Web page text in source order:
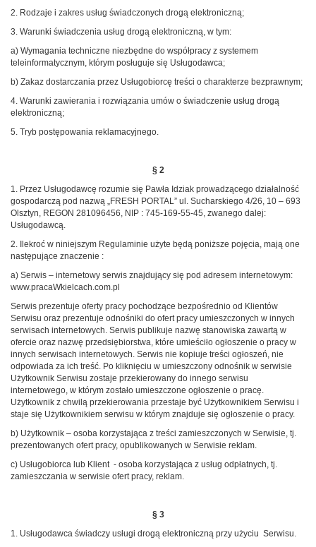
2. Rodzaje i zakres usług świadczonych drogą elektroniczną;
3. Warunki świadczenia usług drogą elektroniczną, w tym:
a) Wymagania techniczne niezbędne do współpracy z systemem
teleinformatycznym, którym posługuje się Usługodawca;
b) Zakaz dostarczania przez Usługobiorcę treści o charakterze bezprawnym;
4. Warunki zawierania i rozwiązania umów o świadczenie usług drogą
elektroniczną;
5. Tryb postępowania reklamacyjnego.
§ 2
1. Przez Usługodawcę rozumie się Pawła Idziak prowadzącego działalność
gospodarczą pod nazwą „FRESH PORTAL” ul. Sucharskiego 4/26, 10 – 693
Olsztyn, REGON 281096456, NIP : 745-169-55-45, zwanego dalej:
Usługodawcą.
2. Ilekroć w niniejszym Regulaminie użyte będą poniższe pojęcia, mają one
następujące znaczenie :
a) Serwis – internetowy serwis znajdujący się pod adresem internetowym:
www.pracaWkielcach.com.pl
Serwis prezentuje oferty pracy pochodzące bezpośrednio od Klientów
Serwisu oraz prezentuje odnośniki do ofert pracy umieszczonych w innych
serwisach internetowych. Serwis publikuje nazwę stanowiska zawartą w
ofercie oraz nazwę przedsiębiorstwa, które umieściło ogłoszenie o pracy w
innych serwisach internetowych. Serwis nie kopiuje treści ogłoszeń, nie
odpowiada za ich treść. Po kliknięciu w umieszczony odnośnik w serwisie
Użytkownik Serwisu zostaje przekierowany do innego serwisu
internetowego, w którym zostało umieszczone ogłoszenie o pracę.
Użytkownik z chwilą przekierowania przestaje być Użytkownikiem Serwisu i
staje się Użytkownikiem serwisu w którym znajduje się ogłoszenie o pracy.
b) Użytkownik – osoba korzystająca z treści zamieszczonych w Serwisie, tj.
prezentowanych ofert pracy, opublikowanych w Serwisie reklam.
c) Usługobiorca lub Klient - osoba korzystająca z usług odpłatnych, tj.
zamieszczania w serwisie ofert pracy, reklam.
§ 3
1. Usługodawca świadczy usługi drogą elektroniczną przy użyciu Serwisu.